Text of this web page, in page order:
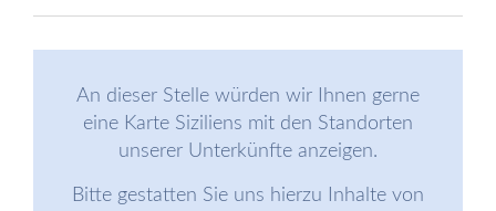
An dieser Stelle würden wir Ihnen gerne
eine Karte Siziliens mit den Standorten
unserer Unterkünfte anzeigen.
Bitte gestatten Sie uns hierzu Inhalte von